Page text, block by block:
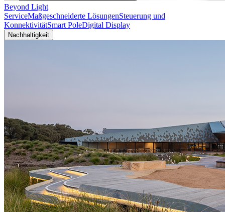
Beyond Light
ServiceMaßgeschneiderte LösungenSteuerung und
KonnektivitätSmart PoleDigital Display
Nachhaltigkeit